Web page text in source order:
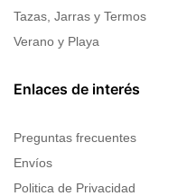
Tazas, Jarras y Termos
Verano y Playa
Enlaces de interés
Preguntas frecuentes
Envíos
Politica de Privacidad